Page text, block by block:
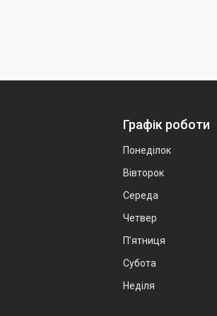
Графік роботи
Понеділок
Вівторок
Середа
Четвер
Пʼятниця
Субота
Неділя